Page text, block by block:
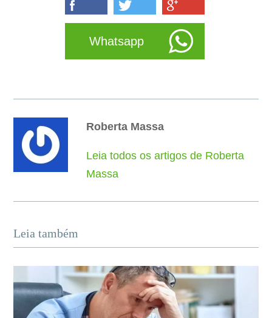
Whatsapp
Roberta Massa
Leia todos os artigos de Roberta
Massa
Leia também